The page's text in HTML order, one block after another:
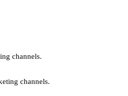
channels.
channels.